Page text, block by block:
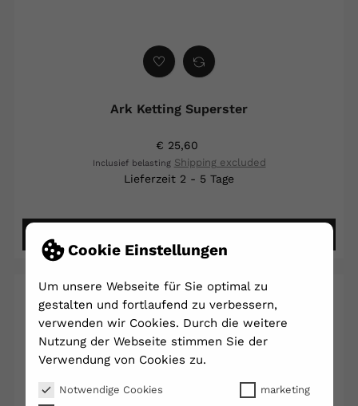
Cookie Einstellungen
Um unsere Webseite für Sie optimal zu
gestalten und fortlaufend zu verbessern,
verwenden wir Cookies. Durch die weitere
Nutzung der Webseite stimmen Sie der
Verwendung von Cookies zu.
Notwendige Cookies
marketing
Ark Ketting Superster
€ 25,60
Inclusief belasting Shipping excluded
Lieferzeit 2 - 5 Tage